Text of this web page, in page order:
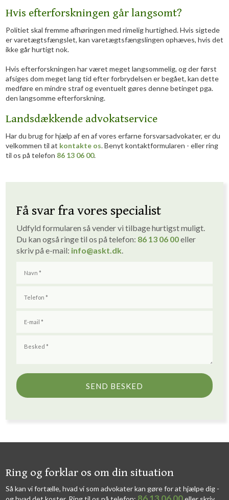
Hvis efterforskningen går langsomt?
Politiet skal fremme afhøringen med rimelig hurtighed. Hvis sigtede
er varetægtsfængslet, kan varetægtsfængslingen ophæves, hvis det
ikke går hurtigt nok.
Hvis efterforskningen har været meget langsommelig, og der først
afsiges dom meget lang tid efter forbrydelsen er begået, kan dette
medføre en mindre straf og eventuelt gøres denne betinget pga.
den langsomme efterforskning.
Landsdækkende advokatservice
Har du brug for hjælp af en af vores erfarne forsvarsadvokater, er du
velkommen til at kontakte os. Benyt kontaktformularen - eller ring
til os på telefon 86 13 06 00.
Få svar fra vores specialist
Udfyld formularen så vender vi tilbage hurtigst muligt. ​
Du kan også ringe til os på telefon: 86 13 06 00eller
skriv på e-mail: info@askt.dk​.
​​Ring og forklar os om din situation
Så kan vi fortælle, hvad vi som advokater kan gøre for at hjælpe dig -